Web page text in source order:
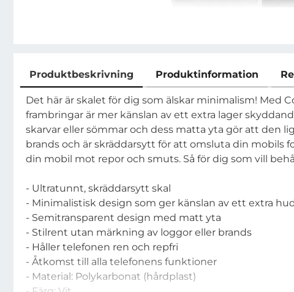
Produktbeskrivning Produktinformation
Produktbeskrivning
Det här är skalet för dig som älskar minimalism! Med
frambringar är mer känslan av ett extra lager
skarvar eller sömmar och dess matta yta gör att den
brands och är skräddarsytt för att omsluta din mobils
din mobil mot repor och smuts. Så för dig som vill
- Ultratunnt, skräddarsytt skal
- Minimalistisk design som ger känslan av ett extra
- Semitransparent design med matt yta
- Stilrent utan märkning av loggor eller brands
- Håller telefonen ren och repfri
- Åtkomst till alla telefonens funktioner
- Material: Polykarbonat (hårdplast)